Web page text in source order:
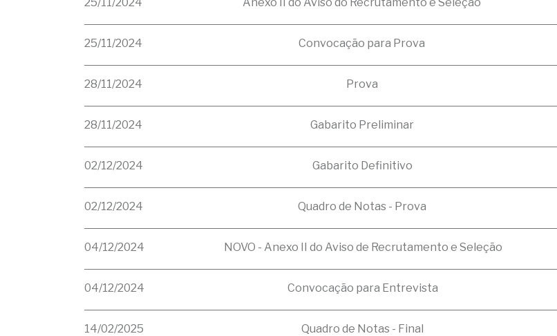
25/11/2024 Convocação para Prova
28/11/2024 Prova
28/11/2024 Gabarito Preliminar
02/12/2024 Gabarito Definitivo
02/12/2024 Quadro de Notas - Prova
04/12/2024 NOVO - Anexo II do Aviso de Recrutamento e Seleção
04/12/2024 Convocação para Entrevista
14/02/2025 Quadro de Notas - Final